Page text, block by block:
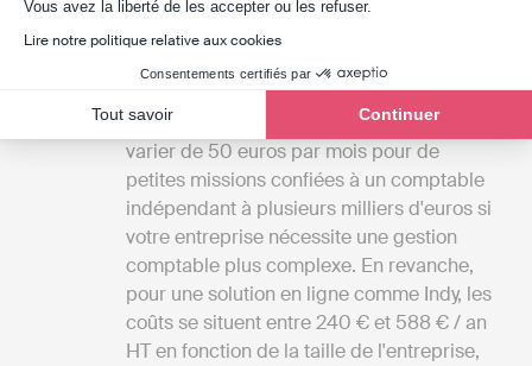
Vous avez la liberté de les accepter ou les refuser.
Lire notre politique relative aux cookies
Consentements certifiés par
Tout savoir Continuer
également une vue d'ensemble des
différentes prestations disponibles à Saint-
Gervais.
Comparez les tarifs: Les honoraires des
cabinets d'expertise comptable peuvent
varier de 50 euros par mois pour de
petites missions confiées à un comptable
indépendant à plusieurs milliers d'euros si
votre entreprise nécessite une gestion
comptable plus complexe. En revanche,
pour une solution en ligne comme Indy, les
coûts se situent entre 240 € et 588 € / an
HT en fonction de la taille de l'entreprise,